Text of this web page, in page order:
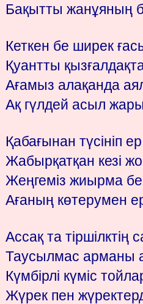
Бақытты жанұяның
Кеткен бе ширек
Қуантты
Ағамыз алақанда
Ақ гүлдей асыл
Қабағынан түсініп ер
Жабырқатқан кезі
Жеңгеміз жиырма
Ағаның көтерумен
Ассақ та тіршілктің
Таусылмас арманы
Күмбірлі күміс
Жүрек пен